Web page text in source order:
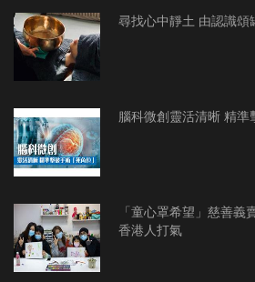
尋找心中靜土 由認識頌
腦科微創靈活清晰 精準
「童心罩希望」慈善義
香港人打氣